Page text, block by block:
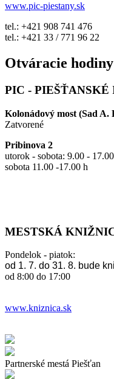
www.pic-piestany.sk
tel.: +421 908 741 476
tel.: +421 33 / 771 96 22
Otváracie hodiny
PIC -
Kolonádový most (Sad A.
Zatvorené
Pribinova 2
utorok - sobota: 9.00 -
sobota 11.00 -17.00 h
MESTSKÁ
Pondelok - piatok:
od 1. 7. do 31. 8. bude
od 8:00 do 17:00
www.kniznica.sk
Partnerské mestá Piešťan